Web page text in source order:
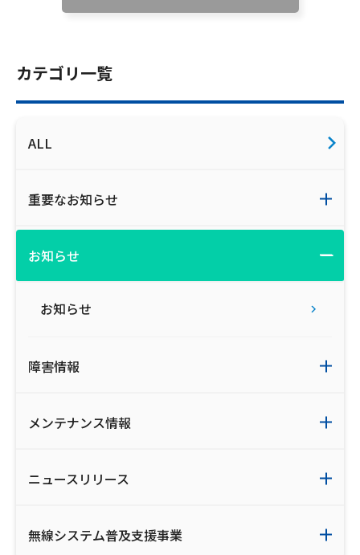
カテゴリ一覧
ALL
重要なお知らせ
お知らせ
お知らせ
障害情報
メンテナンス情報
ニュースリリース
無線システム普及支援事業